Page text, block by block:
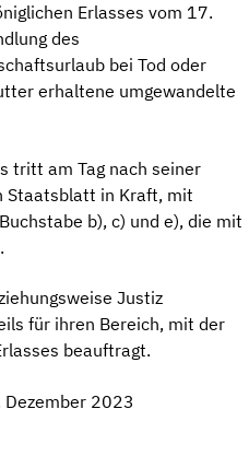
Erlasses vom 17.
des
bei Tod oder
erhaltene umgewandelte
tritt am Tag nach seiner
Staatsblatt in Kraft, mit
b), c) und e), die mit
Justiz
für ihren Bereich, mit der
beauftragt.
Dezember 2023